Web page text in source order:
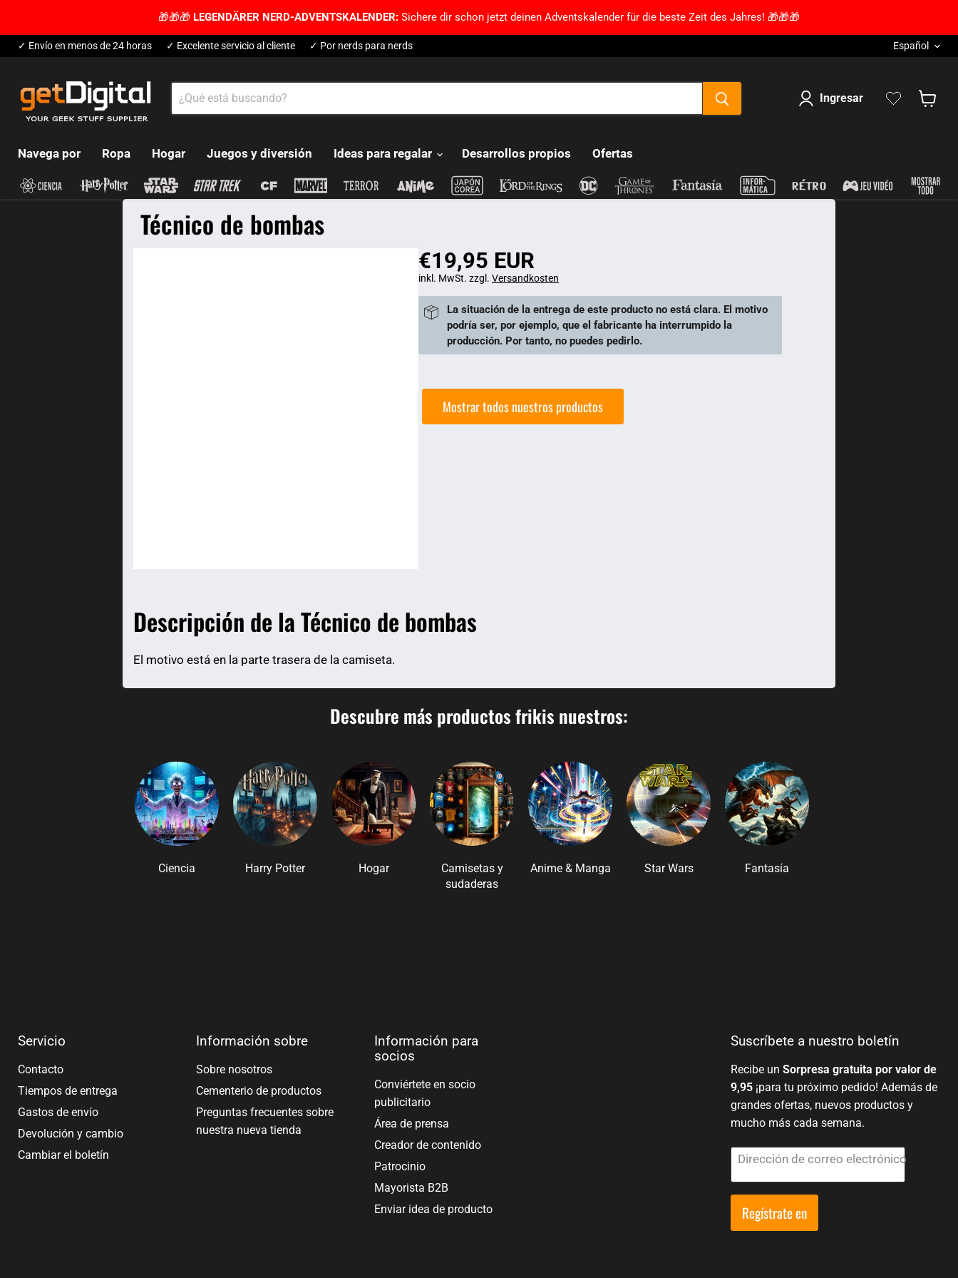
🎁🎁🎁 LEGENDÄRER NERD-ADVENTSKALENDER: Sichere dir schon jetzt deinen Adventskalender für die beste Zeit des Jahres! 🎁🎁🎁
✓ Envío en menos de 24 horas ✓ Excelente servicio al cliente ✓ Por nerds para nerds Lengua
Español
Ingresar
Navega por Ropa Hogar Juegos y diversión Ideas para regalar Desarrollos propios Ofertas
Técnico de bombas
€19,95 EUR
inkl. MwSt. zzgl. Versandkosten
La situación de la entrega de este producto no está clara. El motivo
podría ser, por ejemplo, que el fabricante ha interrumpido la
producción. Por tanto, no puedes pedirlo.
Mostrar todos nuestros productos
Descripción de la Técnico de bombas
El motivo está en la parte trasera de la camiseta.
Descubre más productos frikis nuestros:
Ciencia Harry Potter Hogar
Camisetas y
sudaderas
Anime & Manga Star Wars Fantasía
Servicio
Contacto
Tiempos de entrega
Gastos de envío
Devolución y cambio
Cambiar el boletín
Información sobre
Sobre nosotros
Cementerio de productos
Preguntas frecuentes sobre
nuestra nueva tienda
Información para
socios
Conviértete en socio
publicitario
Área de prensa
Creador de contenido
Patrocinio
Mayorista B2B
Enviar idea de producto
Suscríbete a nuestro boletín
Recibe unSorpresa gratuita por valor de
9,95 ¡para tu próximo pedido! Además de
grandes ofertas, nuevos productos y
mucho más cada semana.
Dirección de correo electrónico
Regístrate en